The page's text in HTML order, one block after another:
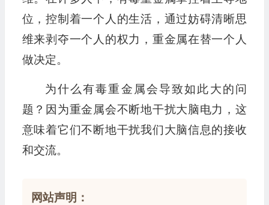
位，控制着一个人的生活，通过妨碍清晰思
维来剥夺一个人的权力，重金属在替一个人
做决定。
为什么有毒重金属会导致如此大的问
题？因为重金属会不断地干扰大脑电力，这
意味着它们不断地干扰我们大脑信息的接收
和交流。
网站声明：